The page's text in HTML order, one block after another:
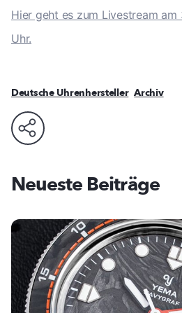
Hier geht es zum Livestream
Uhr.
Deutsche Uhrenhersteller Archiv
Neueste Beiträge